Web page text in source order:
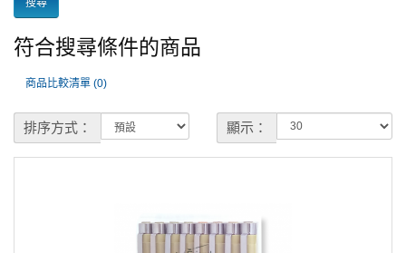
符合搜尋條件的商品
商品比較清單 (0)
排序方式： 顯示：